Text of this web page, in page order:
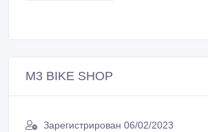
M3 BIKE SHOP
Зарегистрирован 06/02/2023